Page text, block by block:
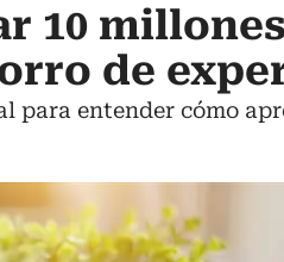
10
de
para entender cómo